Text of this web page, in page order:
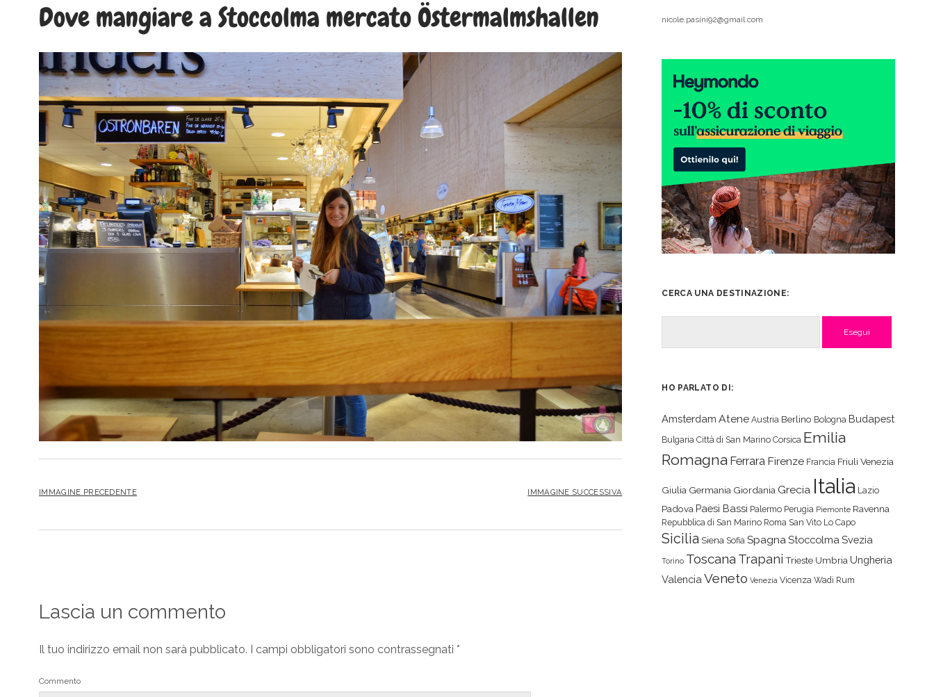
Dove mangiare a Stoccolma mercato Östermalmshallen
IMMAGINE PRECEDENTE IMMAGINE SUCCESSIVA
Lascia un commento
Il tuo indirizzo email non sarà pubblicato. I campi obbligatori sono contrassegnati *
Commento
nicole.pasini92@gmail.com
CERCA UNA DESTINAZIONE:
HO PARLATO DI:
Amsterdam Atene Austria Berlino Bologna Budapest
Bulgaria Città di San Marino Corsica Emilia
Romagna Ferrara Firenze Francia Friuli Venezia
Giulia Germania Giordania Grecia Italia Lazio
Padova Paesi Bassi Palermo Perugia Piemonte Ravenna
Repubblica di San Marino Roma San Vito Lo Capo
Sicilia Siena Sofia SpagnaStoccolma Svezia
Torino Toscana Trapani Trieste Umbria Ungheria
Valencia Veneto Venezia Vicenza Wadi Rum